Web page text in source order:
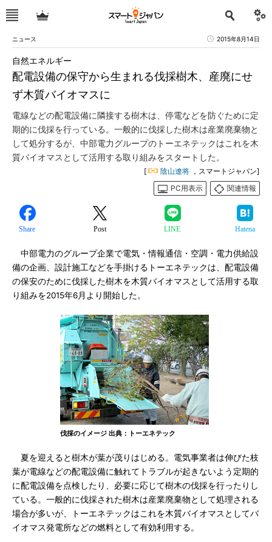
ニュース 2015年8月14日
配電設備の保守から生まれる伐採樹木、産廃にせ
ず木質バイオマスに
自然エネルギー
電線などの配電設備に隣接する樹木は、停電などを防ぐために定
期的に伐採を行っている。一般的に伐採した樹木は産業廃棄物と
して処分するが、中部電力グループのトーエネテックはこれを木
質バイオマスとして活用する取り組みをスタートした。
[ 陰山遼将 ，スマートジャパン]
PC用表示
関連情報
Share Post LINE Hatena
中部電力のグループ企業で電気・情報通信・空調・電力供給設
備の企画、設計施工などを手掛けるトーエネテックは、配電設備
の保安のために伐採した樹木を木質バイオマスとして活用する取
り組みを2015年6月より開始した。
伐採のイメージ 出典：トーエネテック
夏を迎えると樹木が葉が茂りはじめる。電気事業者は伸びた枝
葉が電線などの配電設備に触れてトラブルが起きないよう定期的
に配電設備を点検したり、必要に応じて樹木の伐採を行ったりし
ている。一般的に伐採された樹木は産業廃棄物として処理される
場合が多いが、トーエネテックはこれを木質バイオマスとしてバ
イオマス発電所などの燃料として有効利用する。